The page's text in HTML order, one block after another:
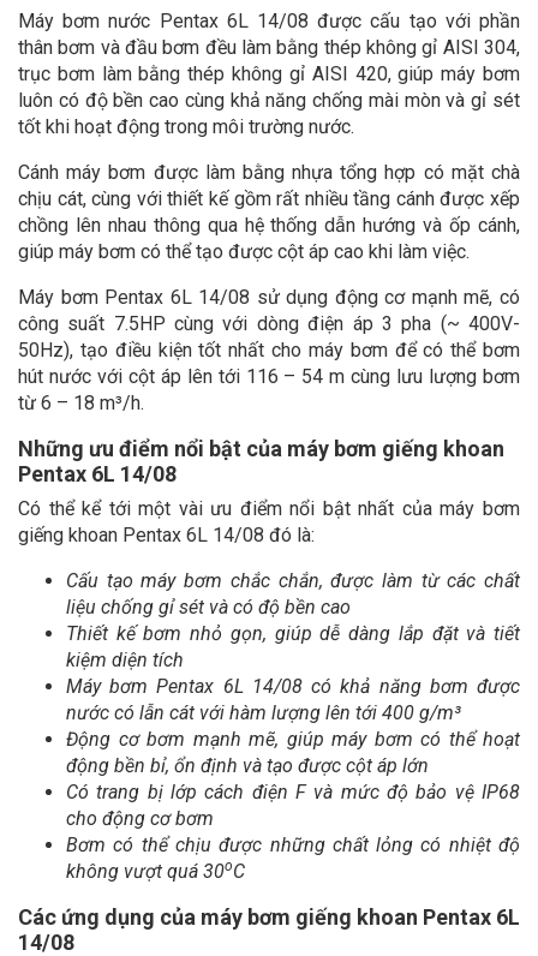
Máy bơm nước Pentax 6L 14/08 được cấu tạo với phần
thân bơm và đầu bơm đều làm bằng thép không gỉ AISI 304,
trục bơm làm bằng thép không gỉ AISI 420, giúp máy bơm
luôn có độ bền cao cùng khả năng chống mài mòn và gỉ sét
tốt khi hoạt động trong môi trường nước.
Cánh máy bơm được làm bằng nhựa tổng hợp có mặt chà
chịu cát, cùng với thiết kế gồm rất nhiều tầng cánh được xếp
chồng lên nhau thông qua hệ thống dẫn hướng và ốp cánh,
giúp máy bơm có thể tạo được cột áp cao khi làm việc.
Máy bơm Pentax 6L 14/08 sử dụng động cơ mạnh mẽ, có
công suất 7.5HP cùng với dòng điện áp 3 pha (~ 400V-
50Hz), tạo điều kiện tốt nhất cho máy bơm để có thể bơm
hút nước với cột áp lên tới 116 – 54 m cùng lưu lượng bơm
từ 6 – 18 m³/h.
Những ưu điểm nổi bật của máy bơm giếng khoan
Pentax 6L 14/08
Có thể kể tới một vài ưu điểm nổi bật nhất của máy bơm
giếng khoan Pentax 6L 14/08 đó là:
Cấu tạo máy bơm chắc chắn, được làm từ các chất
liệu chống gỉ sét và có độ bền cao
Thiết kế bơm nhỏ gọn, giúp dễ dàng lắp đặt và tiết
kiệm diện tích
Máy bơm Pentax 6L 14/08 có khả năng bơm được
nước có lẫn cát với hàm lượng lên tới 400 g/m³
Động cơ bơm mạnh mẽ, giúp máy bơm có thể hoạt
động bền bỉ, ổn định và tạo được cột áp lớn
Có trang bị lớp cách điện F và mức độ bảo vệ IP68
cho động cơ bơm
Bơm có thể chịu được những chất lỏng có nhiệt độ
không vượt quá 30oC
Các ứng dụng của máy bơm giếng khoan Pentax 6L
14/08